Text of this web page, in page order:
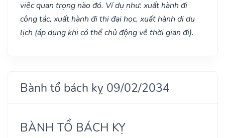
việc quan trọng nào đó. Ví dụ như: xuất hành đi
công tác, xuất hành đi thi đại học, xuất hành di du
lịch (áp dụng khi có thể chủ động về thời gian đi).
Bành tổ bách kỵ 09/02/2034
BÀNH TỔ BÁCH KỴ